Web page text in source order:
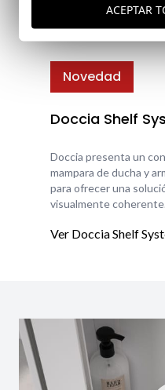
Novedad
Doccia Shelf
Doccia presenta un
mampara de ducha y
para ofrecer una
visualmente coherente.
Ver Doccia Shelf
ACEPTAR